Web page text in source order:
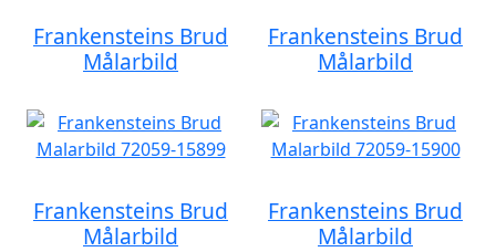
Frankensteins Brud
Målarbild
Frankensteins Brud
Målarbild
Frankensteins Brud
Målarbild
Frankensteins Brud
Målarbild